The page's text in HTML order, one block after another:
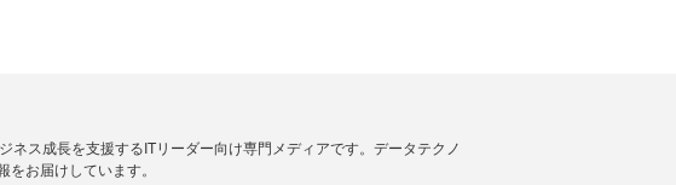
ネス成長を支援するITリーダー向け専門メディアです。データテクノ
お届けしています。